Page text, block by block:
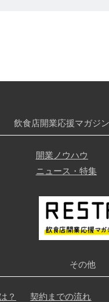
飲食店開業応援マガジン
開業ノウハウ
ニュース・特集
その他
？ 契約までの流れ